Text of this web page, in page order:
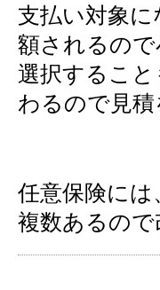
支払い対象
額されるの
選択するこ
わるので見
任意保険に
複数あるので